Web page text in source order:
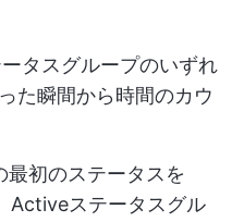
ータスグループのいずれ
た瞬間から時間のカウ
初のステータスを
ステータスグル